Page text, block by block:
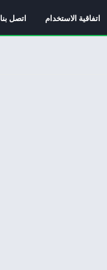
اتفاقية الاستخدام اتصل بنا